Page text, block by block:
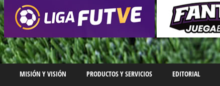
MISIÓN Y VISIÓN PRODUCTOS Y SERVICIOS EDITORIAL